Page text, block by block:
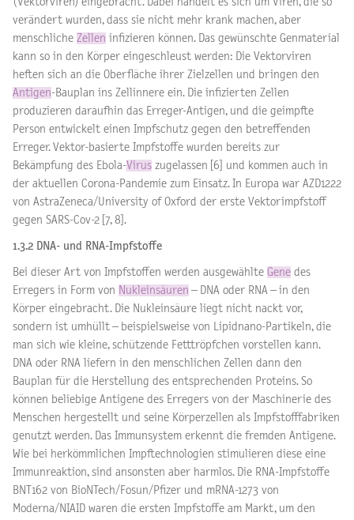
verändert wurden, dass sie nicht mehr krank machen, aber
menschliche Zellen infizieren können. Das gewünschte Genmaterial
kann so in den Körper eingeschleust werden: Die Vektorviren
heften sich an die Oberfläche ihrer Zielzellen und bringen den
Antigen-Bauplan ins Zellinnere ein. Die infizierten Zellen
produzieren daraufhin das Erreger-Antigen, und die geimpfte
Person entwickelt einen Impfschutz gegen den betreffenden
Erreger. Vektor-basierte Impfstoffe wurden bereits zur
Bekämpfung des Ebola-Virus zugelassen [6] und kommen auch in
der aktuellen Corona-Pandemie zum Einsatz. In Europa war AZD1222
von AstraZeneca/University of Oxford der erste Vektorimpfstoff
gegen SARS-Cov-2 [7, 8].
1.3.2 DNA- und RNA-Impfstoffe
Bei dieser Art von Impfstoffen werden ausgewählte Gene des
Erregers in Form von Nukleinsäuren – DNA oder RNA – in den
Körper eingebracht. Die Nukleinsäure liegt nicht nackt vor,
sondern ist umhüllt – beispielsweise von Lipidnano-Partikeln, die
man sich wie kleine, schützende Fetttröpfchen vorstellen kann.
DNA oder RNA liefern in den menschlichen Zellen dann den
Bauplan für die Herstellung des entsprechenden Proteins. So
können beliebige Antigene des Erregers von der Maschinerie des
Menschen hergestellt und seine Körperzellen als Impfstofffabriken
genutzt werden. Das Immunsystem erkennt die fremden Antigene.
Wie bei herkömmlichen Impftechnologien stimulieren diese eine
Immunreaktion, sind ansonsten aber harmlos. Die RNA-Impfstoffe
BNT162 von BioNTech/Fosun/Pfizer und mRNA-1273 von
Moderna/NIAID waren die ersten Impfstoffe am Markt, um den